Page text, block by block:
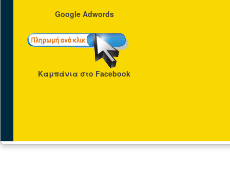
Google Adwords
Καμπάνια στο Facebook